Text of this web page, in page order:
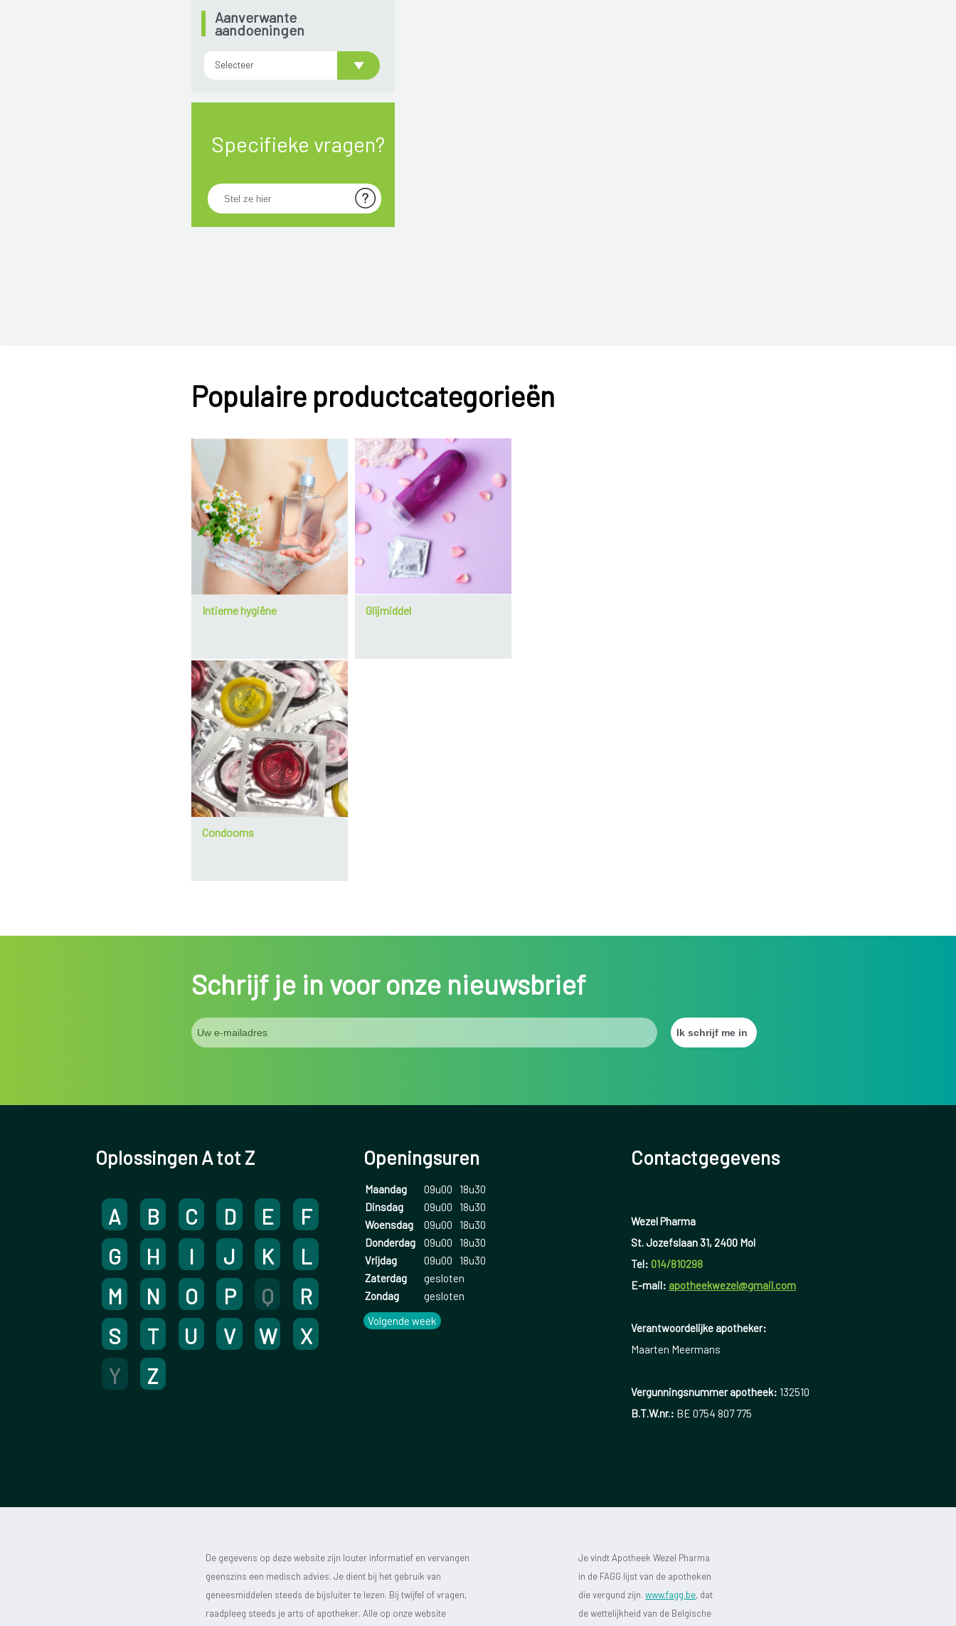
Aanverwante
aandoeningen
Selecteer
Specifieke vragen?
Populaire productcategorieën
Intieme hygiëne Glijmiddel
Condooms
Schrijf je in voor onze nieuwsbrief
Oplossingen A tot Z
A B C D E
F
G
H I J K
L
M
N O P Q
R
S
T U V W
X
Y
Z
Openingsuren
Maandag 09u00
18u30
Dinsdag
09u00
18u30
Woensdag
09u00
18u30
Donderdag
09u00
18u30
Vrijdag
09u00
18u30
Zaterdag
gesloten
Zondag
gesloten
Volgende week
Contactgegevens
Wezel Pharma
St. Jozefslaan 31, 2400 Mol
Tel: 014/810298
E-mail: apotheekwezel@gmail.com
Verantwoordelijke apotheker:
Maarten Meermans
Vergunningsnummer apotheek: 132510
B.T.W.nr.: BE 0754 807 775
De gegevens op deze website zijn louter informatief en vervangen
geenszins een medisch advies. Je dient bij het gebruik van
geneesmiddelen steeds de bijsluiter te lezen. Bij twijfel of vragen,
raadpleeg steeds je arts of apotheker. Alle op onze website
Je vindt Apotheek Wezel Pharma
in de FAGG lijst van de apotheken
die vergund zijn.www.fagg.be, dat
de wettelijkheid van de Belgische